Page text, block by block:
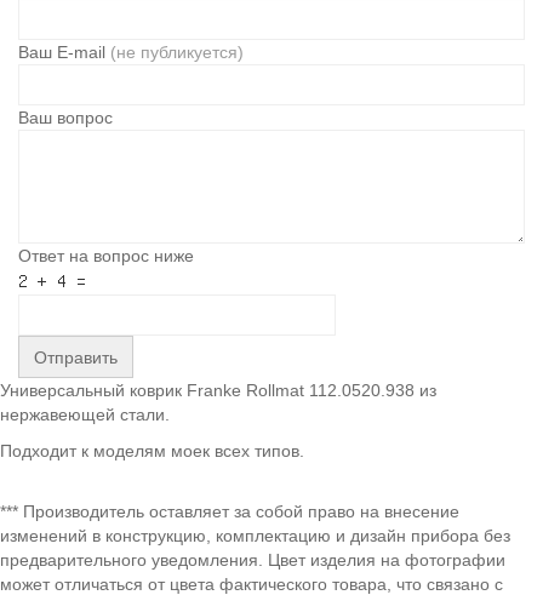
Ваш E-mail (не публикуется)
Ваш вопрос
Ответ на вопрос ниже
Отправить
Универсальный коврик Franke Rollmat 112.0520.938 из
нержавеющей стали.
Подходит к моделям моек всех типов.
*** Производитель оставляет за собой право на внесение
изменений в конструкцию, комплектацию и дизайн прибора без
предварительного уведомления. Цвет изделия на фотографии
может отличаться от цвета фактического товара, что связано с